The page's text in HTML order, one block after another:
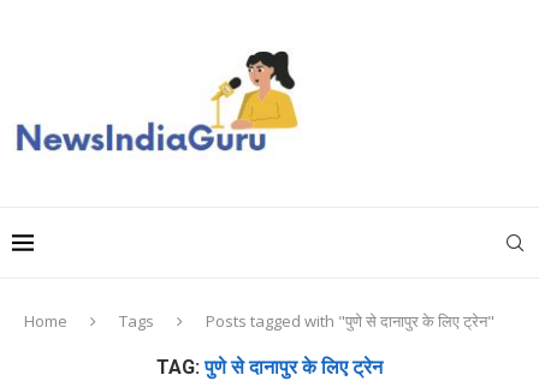
Home Tags Posts tagged with "पुणे से दानापुर के लिए ट्रेन"
TAG:पुणे से दानापुर के लिए ट्रेन